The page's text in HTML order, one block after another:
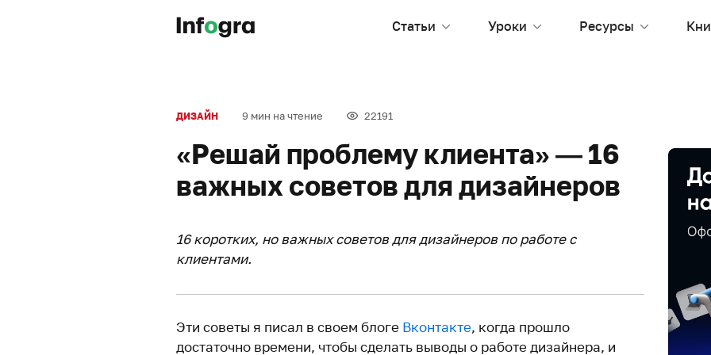
Статьи Уроки Ресурсы
ДИЗАЙН 9 мин на чтение 22191
«Решай проблему клиента» — 16
важных советов для дизайнеров
16 коротких, но важных советов для дизайнеров по работе с
клиентами.
Эти советы я писал в своем блоге Вконтакте, когда прошло
достаточно времени, чтобы сделать выводы о работе дизайнера, и